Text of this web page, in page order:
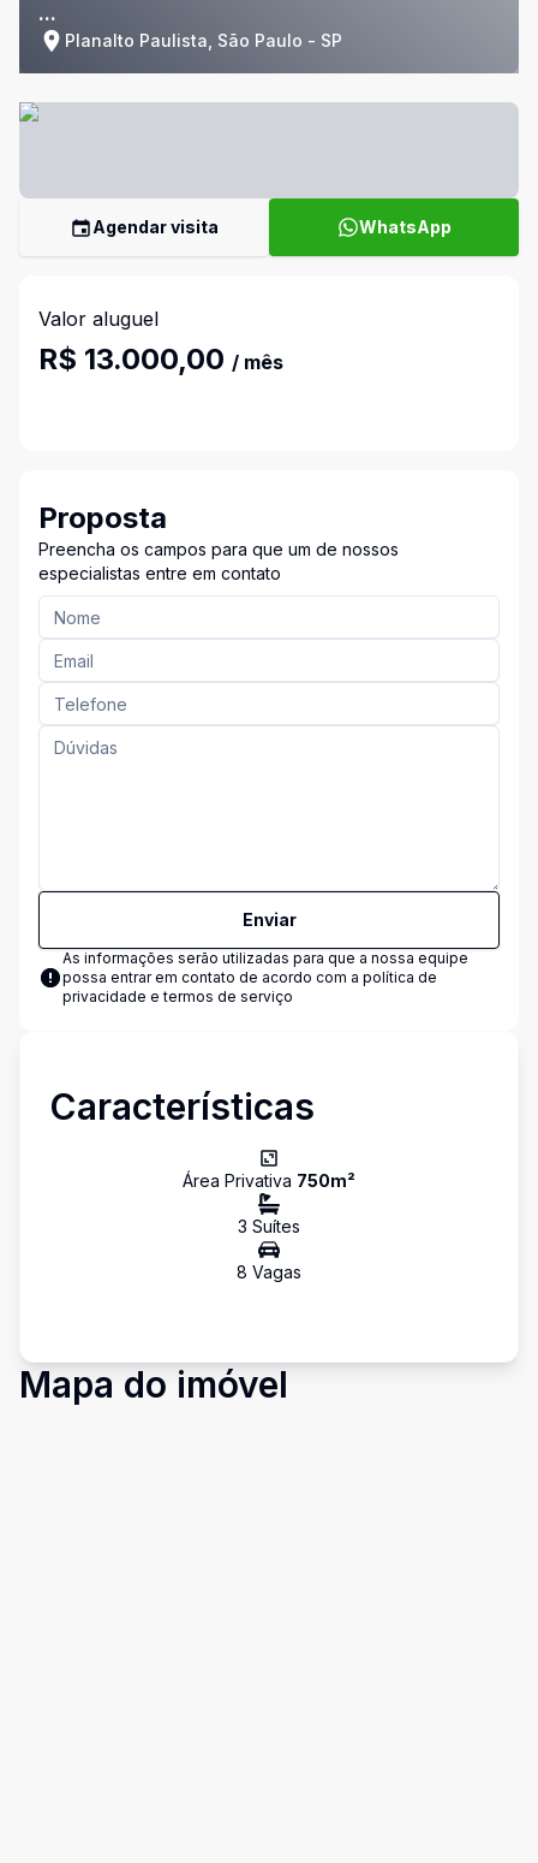
...
Planalto Paulista, São Paulo - SP
Agendar visita WhatsApp
Valor aluguel
R$ 13.000,00 / mês
Proposta
Preencha os campos para que um de nossos
especialistas entre em contato
Enviar
As informações serão utilizadas para que a nossa equipe
possa entrar em contato de acordo com a política de
privacidade e termos de serviço
Características
Área Privativa 750m²
3 Suítes
8 Vagas
Mapa do imóvel